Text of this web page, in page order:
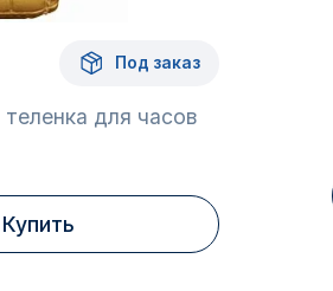
Под заказ
для часов
Купить